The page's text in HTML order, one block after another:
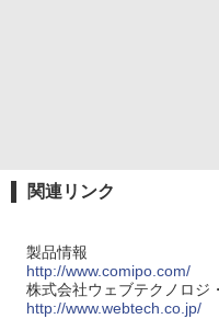
関連リンク
製品情報
http://www.comipo.com/
株式会社ウェブテクノロジ
http://www.webtech.co.jp/